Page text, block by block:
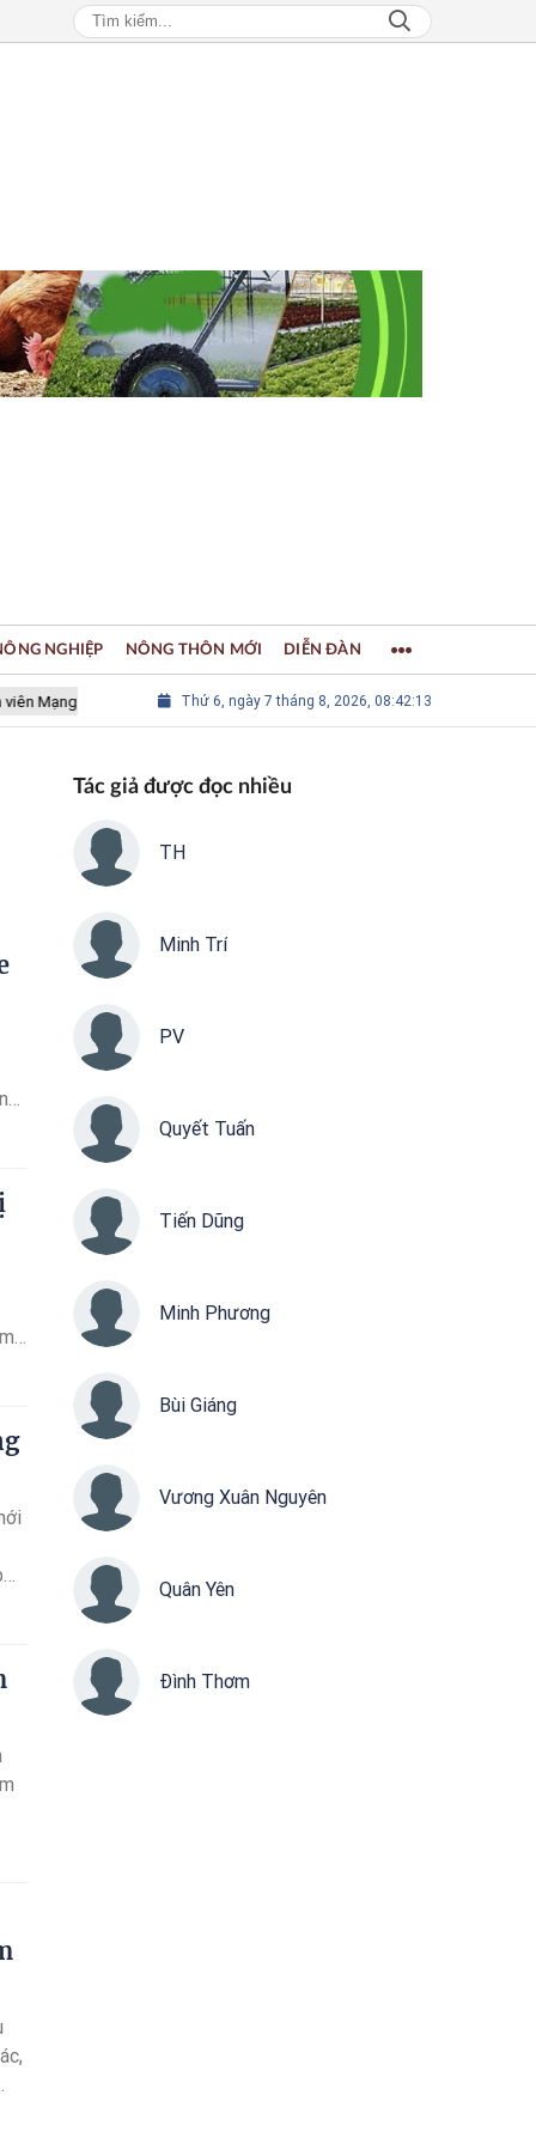
Mạng lưới các Thành phố Thủ công sáng tạo Thế giới
Thứ 6, ngày 7 tháng 8, 2026, 08:42:14
NGHIỆP NÔNG THÔN MỚI DIỄN ĐÀN
Tác giả được đọc nhiều
TH
Minh Trí
PV
Quyết Tuấn
Tiến Dũng
Minh Phương
Bùi Giáng
Vương Xuân Nguyên
Quân Yên
Đình Thơm